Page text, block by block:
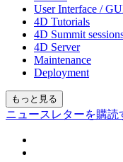
User Interface /
4D Tutorials
4D Summit
4D Server
Maintenance
Deployment
もっと見る
ニュースレターを購読